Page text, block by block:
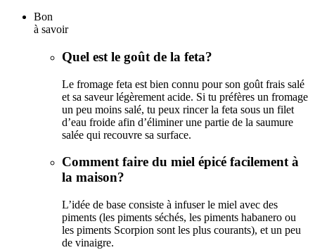
Bon
à savoir
Quel est le goût de la feta?
Le fromage feta est bien connu pour son goût frais salé
et sa saveur légèrement acide. Si tu préfères un fromage
un peu moins salé, tu peux rincer la feta sous un filet
d’eau froide afin d’éliminer une partie de la saumure
salée qui recouvre sa surface.
Comment faire du miel épicé facilement à
la maison?
L’idée de base consiste à infuser le miel avec des
piments (les piments séchés, les piments habanero ou
les piments Scorpion sont les plus courants), et un peu
de vinaigre.